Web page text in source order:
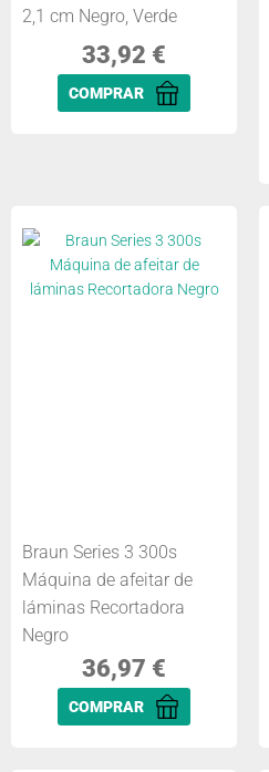
2,1 cm Negro, Verde
33,92 €
COMPRAR
Braun Series 3 300s
Máquina de afeitar de
láminas Recortadora
Negro
36,97 €
COMPRAR